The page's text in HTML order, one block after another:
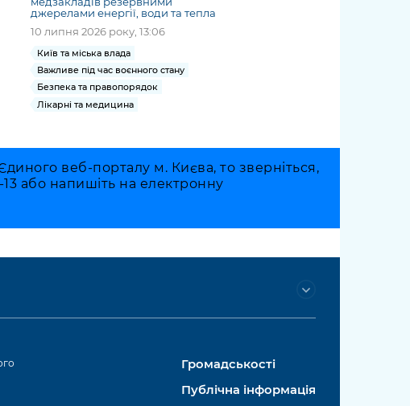
джерелами енергії, води та тепла
10 липня 2026 року, 13:06
Київ та міська влада
Важливе під час воєнного стану
Безпека та правопорядок
Лікарні та медицина
веб-порталу м. Києва, то зверніться,
або напишіть на електронну
Громадськості
Публічна інформація